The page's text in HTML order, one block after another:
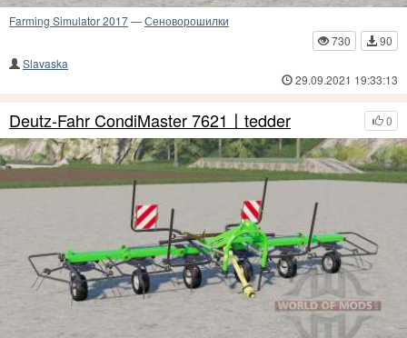
Farming Simulator 2017—Сеноворошилки
730
90
Slavaska
29.09.2021 19:33:13
0
Deutz-Fahr CondiMaster 7621〡tedder